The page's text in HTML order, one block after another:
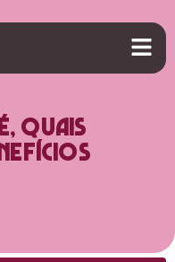
quais